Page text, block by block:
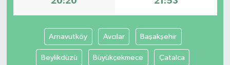
Arnavutköy Avcılar Başakşehir
Beylikdüzü Büyükçekmece Çatalca